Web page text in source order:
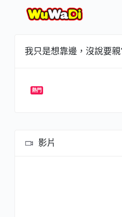
我只是想靠邊，沒說要親
熱門
影片